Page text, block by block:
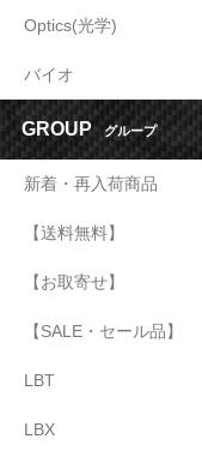
Optics(光学)
バイオ
GROUP グループ
新着・再入荷商品
【送料無料】
【お取寄せ】
【SALE・セール品】
LBT
LBX